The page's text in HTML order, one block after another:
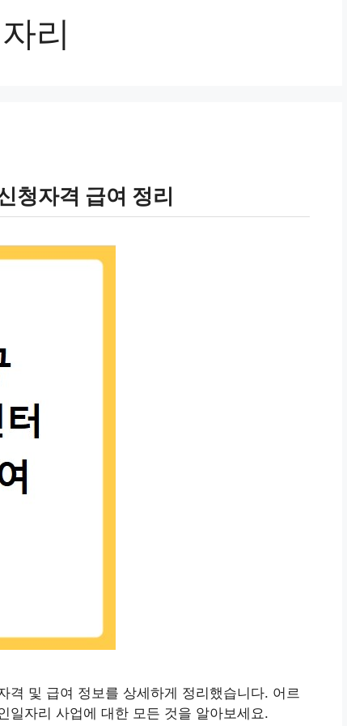
리
청자격 급여 정리
격 및 급여 정보를 상세하게 정리했습니다. 어르
일자리 사업에 대한 모든 것을 알아보세요.